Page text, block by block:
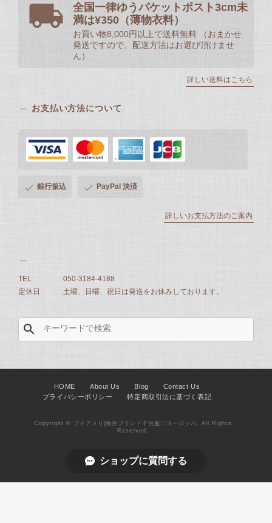
全国一律ゆうパケットポスト3cm未
満は¥350（薄物衣料）
お買い物8,000円以上で送料無料 （おまかせ
発送ですので、配送方法はお選び頂けませ
ん）
詳しい送料はこちら
お支払い方法について
銀行振込 PayPal 決済
詳しいお支払方法のご案内
TEL
050-3184-4188
定休日
土曜、日曜、祝日は発送をお休みしております。
search
HOME About Us Blog
Contact Us
プライバシーポリシー
特定商取引法に基づく表記
Copyright © プチアメリ|海外ブランド子供服♡ヨーロッパ. All Rights
Reserved.
ショップに質問する